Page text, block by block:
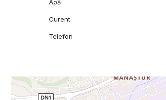
Apă
Curent
Telefon